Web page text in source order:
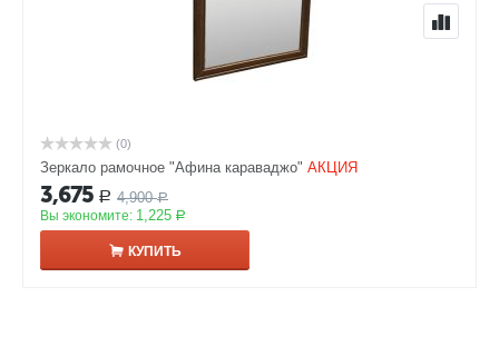
(0)
Зеркало рамочное "Афина караваджо" АКЦИЯ
3,675 Р 4,900 Р
Вы экономите: 1,225 Р
КУПИТЬ